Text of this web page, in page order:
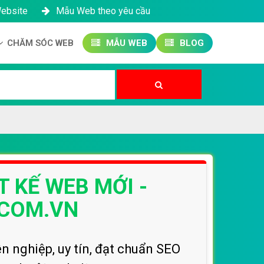
Mẫu Web theo yêu cầu
CHĂM SÓC WEB MẪU WEB BLOG
KẾ WEB MỚI -
nghiệp, uy tín, đạt chuẩn SEO